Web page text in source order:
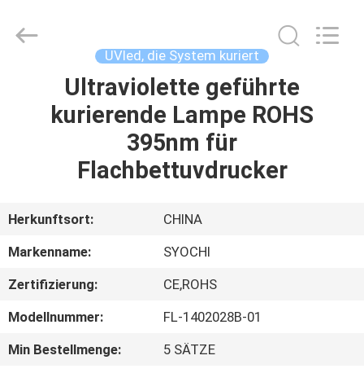
UNS
AUSFLUG
QUALITÄTSKONTROLLE
Electronics
UVled, die System kuriert
Ultraviolette geführte
kurierende Lampe ROHS
395nm für
Flachbettuvdrucker
Herkunftsort:
CHINA
Markenname:
SYOCHI
Zertifizierung:
CE,ROHS
Modellnummer:
FL-1402028B-01
Min Bestellmenge:
5 SÄTZE